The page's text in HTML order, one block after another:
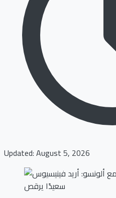
Updated: August 5, 2026